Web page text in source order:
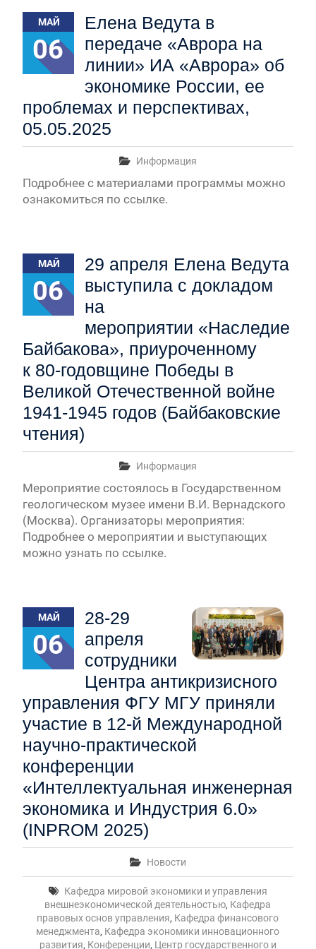
Конкурсные списки лиц, прошедших
вступительные испытания в МГУ имени
М.В.Ломоносова в 2026 году по каждому
конкурсу (ранжированные списки поступающих)
Вячеслав Никонов в программе «Большая игра» —
Вниманию абитуриентов бакалавриата! Открыта
онлайн-запись на заключение договора на
Вячеслав Никонов в программе «Большая игра»
МАЙ
06
Елена Ведута в
передаче «Аврора на
линии» ИА «Аврора» об
экономике России, ее
проблемах и перспективах,
05.05.2025
Информация
Подробнее с материалами программы можно
ознакомиться по ссылке.
МАЙ
06
29 апреля Елена Ведута
выступила с докладом
на
мероприятии «Наследие
Байбакова», приуроченному
к 80-годовщине Победы в
Великой Отечественной войне
1941-1945 годов (Байбаковские
чтения)
Информация
Мероприятие состоялось в Государственном
геологическом музее имени В.И. Вернадского
(Москва). Организаторы мероприятия:
Подробнее о мероприятии и выступающих
можно узнать по ссылке.
МАЙ
06
28-29
апреля
сотрудники
Центра антикризисного
управления ФГУ МГУ приняли
участие в 12-й Международной
научно-практической
конференции
«Интеллектуальная инженерная
экономика и Индустрия 6.0»
(INPROM 2025)
Новости
Кафедра мировой экономики и управления
внешнеэкономической деятельностью, Кафедра
правовых основ управления, Кафедра финансового
менеджмента, Кафедра экономики инновационного
развития, Конференции, Центр государственного и